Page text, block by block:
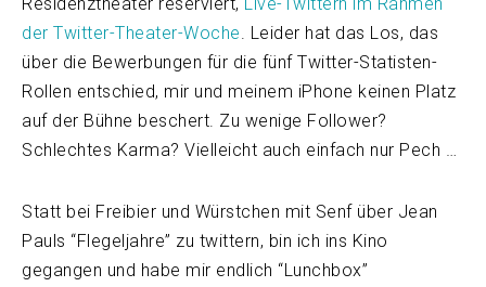
der Twitter-Theater-Woche . Leider hat das Los, das
über die Bewerbungen für die fünf Twitter-Statisten-
Rollen entschied, mir und meinem iPhone keinen Platz
auf der Bühne beschert. Zu wenige Follower?
Schlechtes Karma? Vielleicht auch einfach nur Pech …
Statt bei Freibier und Würstchen mit Senf über Jean
Pauls “Flegeljahre” zu twittern, bin ich ins Kino
gegangen und habe mir endlich “Lunchbox”